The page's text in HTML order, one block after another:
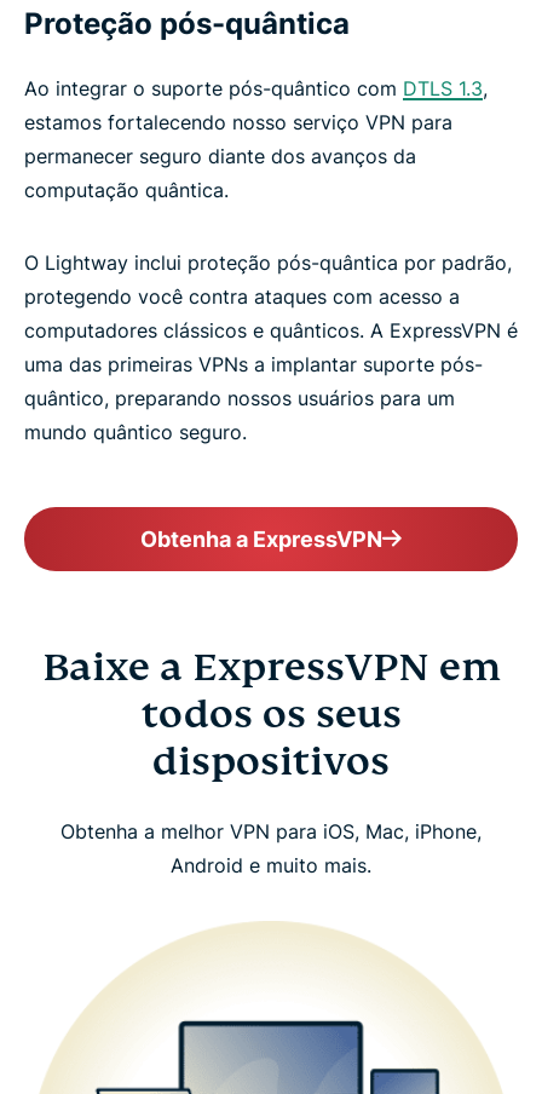
Proteção pós-quântica
Ao integrar o suporte pós-quântico com DTLS 1.3,
estamos fortalecendo nosso serviço VPN para
permanecer seguro diante dos avanços da
computação quântica.
O Lightway inclui proteção pós-quântica por padrão,
protegendo você contra ataques com acesso a
computadores clássicos e quânticos. A ExpressVPN é
uma das primeiras VPNs a implantar suporte pós-
quântico, preparando nossos usuários para um
mundo quântico seguro.
Obtenha a ExpressVPN
Baixe a ExpressVPN em
todos os seus
dispositivos
Obtenha a melhor VPN para iOS, Mac, iPhone,
Android e muito mais.